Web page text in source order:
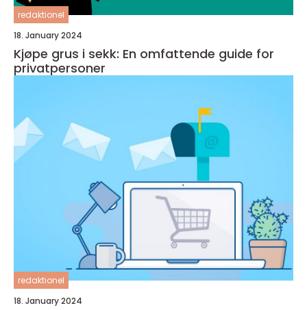
redaktionel
18. January 2024
Kjøpe grus i sekk: En omfattende guide for
privatpersoner
redaktionel
18. January 2024